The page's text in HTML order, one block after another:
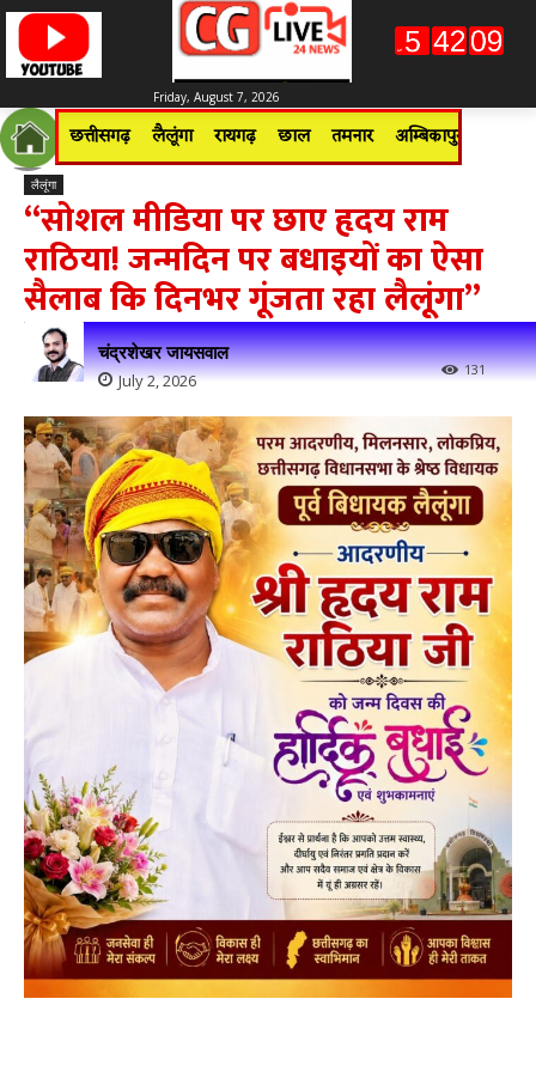
Friday, August 7, 2026
छत्तीसगढ़ लैलूंगा रायगढ़ छाल तमनार अम्बिकापुर
लैलूंगा
“सोशल मीडिया पर छाए हृदय राम
राठिया! जन्मदिन पर बधाइयों का ऐसा
सैलाब कि दिनभर गूंजता रहा लैलूंगा”
चंद्रशेखर जायसवाल
July 2, 2026 131